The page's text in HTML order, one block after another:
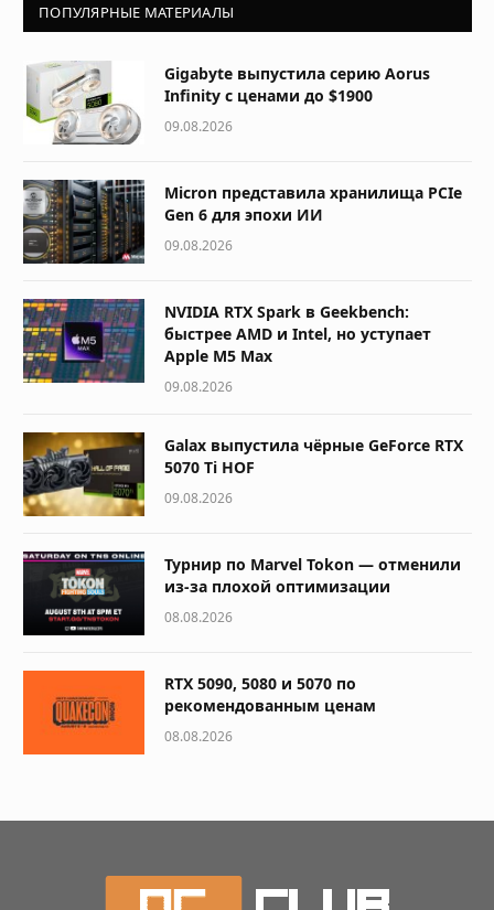
ПОПУЛЯРНЫЕ МАТЕРИАЛЫ
Gigabyte выпустила серию Aorus
Infinity с ценами до $1900
09.08.2026
Micron представила хранилища PCIe
Gen 6 для эпохи ИИ
09.08.2026
NVIDIA RTX Spark в Geekbench:
быстрее AMD и Intel, но уступает
Apple M5 Max
09.08.2026
Galax выпустила чёрные GeForce RTX
5070 Ti HOF
09.08.2026
Турнир по Marvel Tokon — отменили
из-за плохой оптимизации
08.08.2026
RTX 5090, 5080 и 5070 по
рекомендованным ценам
08.08.2026